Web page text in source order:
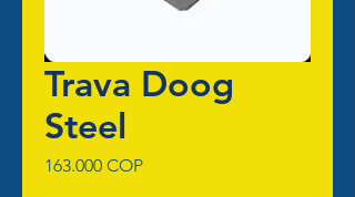
Trava Doog
Steel
163.000 COPPrecio